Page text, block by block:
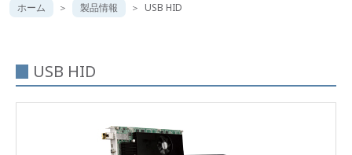
ホーム 製品情報 USB HID
USB HID